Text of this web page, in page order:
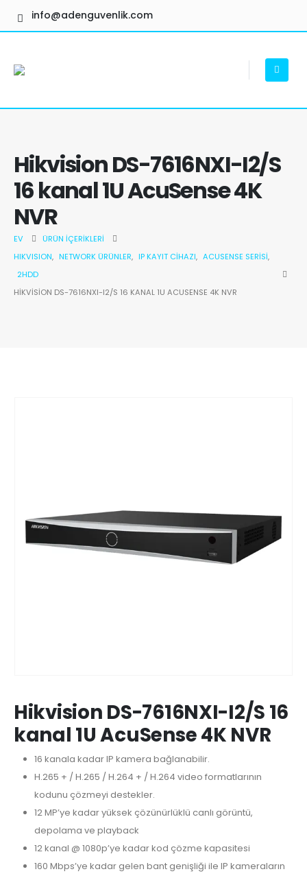
info@adenguvenlik.com
Hikvision DS-7616NXI-I2/S
16 kanal 1U AcuSense 4K
NVR
EV
ÜRÜN İÇERIKLERI
HIKVISION, NETWORK ÜRÜNLER, IP KAYIT CIHAZI, ACUSENSE SERISI,
2HDD
HIKVISION DS-7616NXI-I2/S 16 KANAL 1U ACUSENSE 4K NVR
Hikvision DS-7616NXI-I2/S 16
kanal 1U AcuSense 4K NVR
16 kanala kadar IP kamera bağlanabilir.
H.265 + / H.265 / H.264 + / H.264 video formatlarının
kodunu çözmeyi destekler.
12 MP’ye kadar yüksek çözünürlüklü canlı görüntü,
depolama ve playback
12 kanal @ 1080p’ye kadar kod çözme kapasitesi
160 Mbps’ye kadar gelen bant genişliği ile IP kameraların